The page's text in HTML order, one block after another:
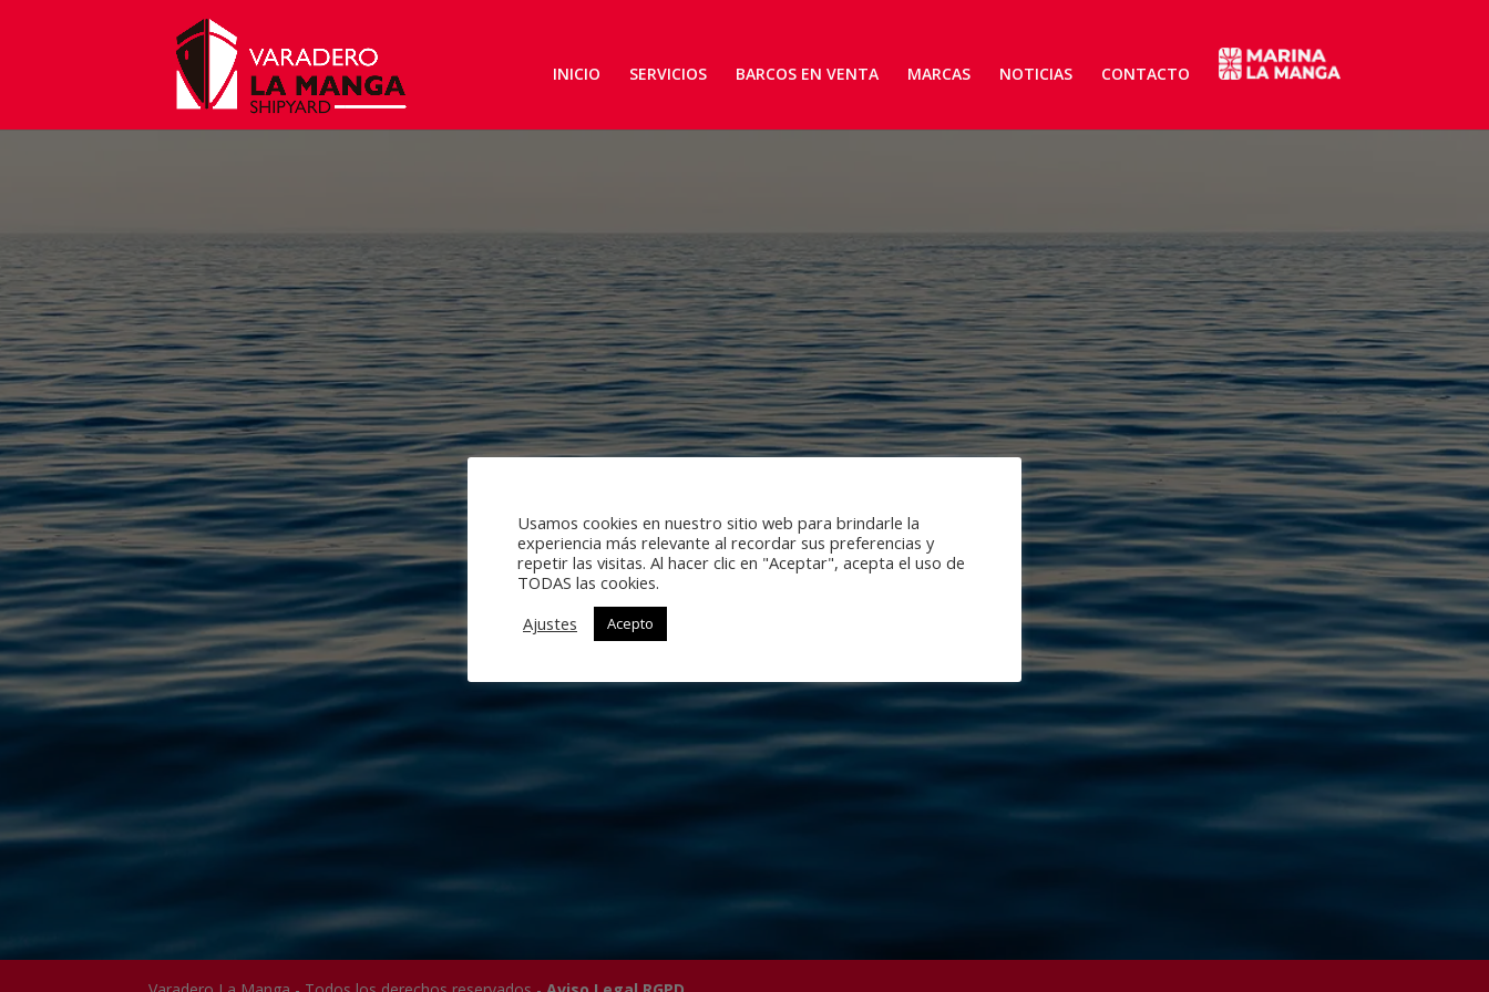
INICIO SERVICIOS BARCOS EN VENTA MARCAS NOTICIAS CONTACTO
PRÓXIMAMENTE
Usamos cookies en nuestro sitio web para brindarle la
experiencia más relevante al recordar sus preferencias y
repetir las visitas. Al hacer clic en "Aceptar", acepta el uso de
TODAS las cookies.
Ajustes
Acepto